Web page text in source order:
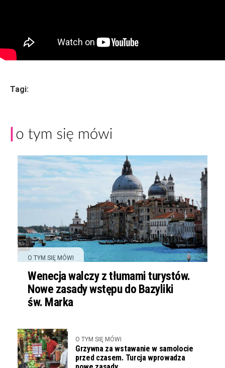
Tagi:
O TYM SIĘ MÓWI
Wenecja walczy z tłumami turystów.
Nowe zasady wstępu do Bazyliki
św. Marka
O TYM SIĘ MÓWI
Grzywna za wstawanie w samolocie
przed czasem. Turcja wprowadza